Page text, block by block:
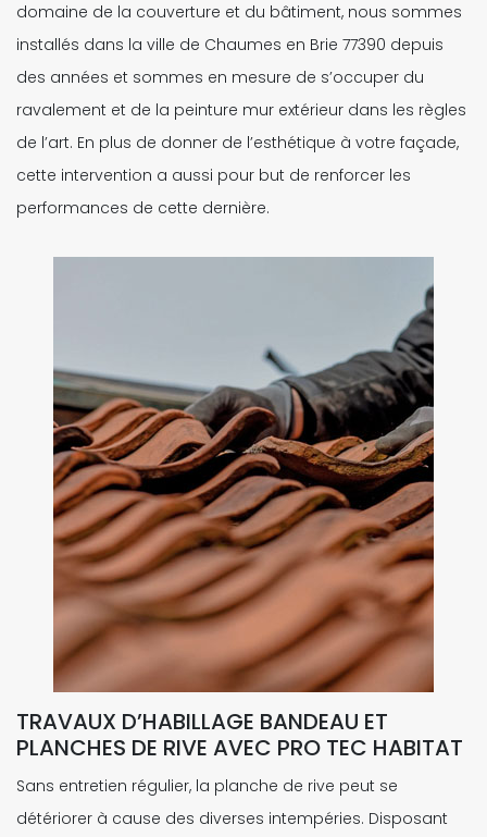
domaine de la couverture et du bâtiment, nous sommes
installés dans la ville de Chaumes en Brie 77390 depuis
des années et sommes en mesure de s’occuper du
ravalement et de la peinture mur extérieur dans les règles
de l’art. En plus de donner de l’esthétique à votre façade,
cette intervention a aussi pour but de renforcer les
performances de cette dernière.
TRAVAUX D’HABILLAGE BANDEAU ET
PLANCHES DE RIVE AVEC PRO TEC HABITAT
Sans entretien régulier, la planche de rive peut se
détériorer à cause des diverses intempéries. Disposant